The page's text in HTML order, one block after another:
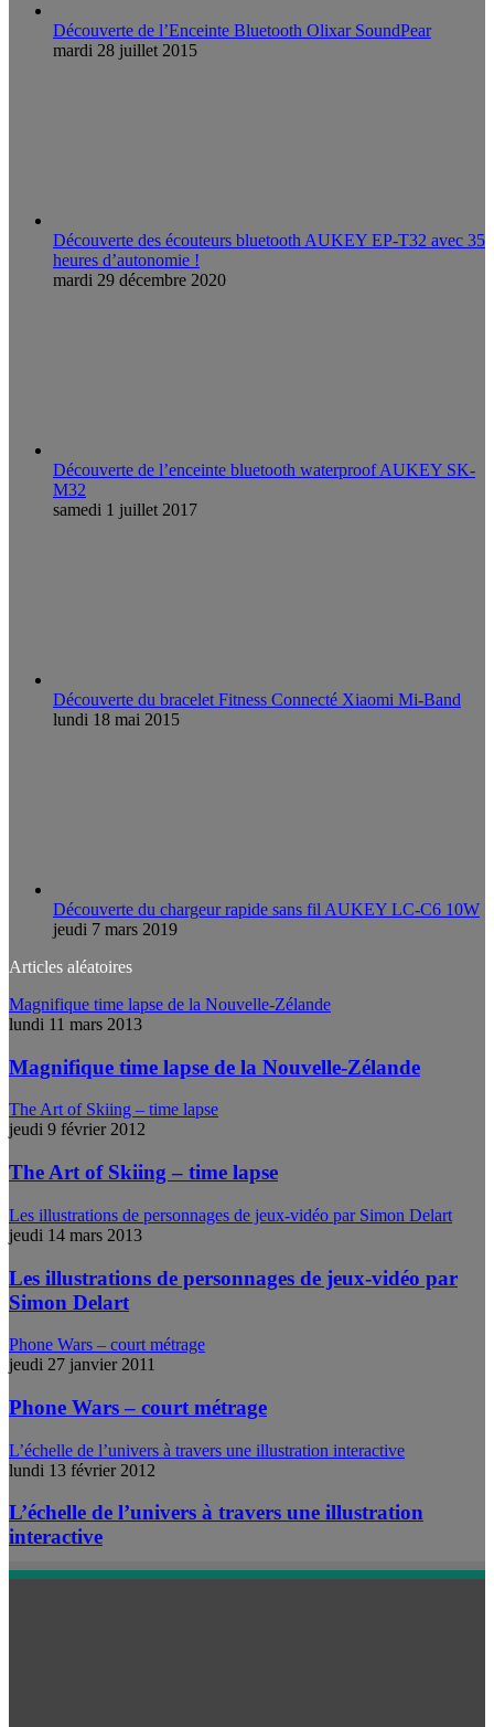
Découverte de l’Enceinte Bluetooth Olixar SoundPear
mardi 28 juillet 2015
Découverte des écouteurs bluetooth AUKEY EP-T32 avec 35
heures d’autonomie !
mardi 29 décembre 2020
Découverte de l’enceinte bluetooth waterproof AUKEY SK-
M32
samedi 1 juillet 2017
Découverte du bracelet Fitness Connecté Xiaomi Mi-Band
lundi 18 mai 2015
Découverte du chargeur rapide sans fil AUKEY LC-C6 10W
jeudi 7 mars 2019
Articles aléatoires
Magnifique time lapse de la Nouvelle-Zélande
lundi 11 mars 2013
Magnifique time lapse de la Nouvelle-Zélande
The Art of Skiing – time lapse
jeudi 9 février 2012
The Art of Skiing – time lapse
Les illustrations de personnages de jeux-vidéo par Simon Delart
jeudi 14 mars 2013
Les illustrations de personnages de jeux-vidéo par
Simon Delart
Phone Wars – court métrage
jeudi 27 janvier 2011
Phone Wars – court métrage
L’échelle de l’univers à travers une illustration interactive
lundi 13 février 2012
L’échelle de l’univers à travers une illustration
interactive